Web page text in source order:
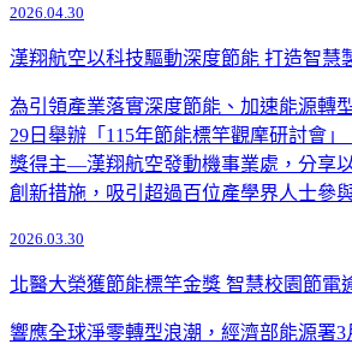
2026.04.30
漢翔航空以科技驅動深度節能 打造智慧
為引領產業落實深度節能、加速能源轉
29日舉辦「115年節能標竿觀摩研討會
獎得主—漢翔航空發動機事業處，分享
創新措施，吸引超過百位產學界人士參
2026.03.30
北醫大榮獲節能標竿金獎 智慧校園節電
響應全球淨零轉型浪潮，經濟部能源署3